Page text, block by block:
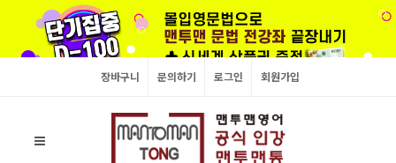
장바구니 문의하기 로그인 회원가입